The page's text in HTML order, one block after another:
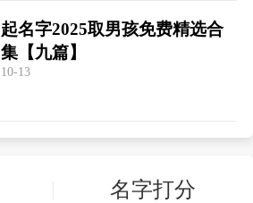
起名字2025取男孩免费精选合
集【九篇】
10-13
名字打分